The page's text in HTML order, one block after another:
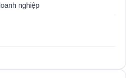
nghiệp